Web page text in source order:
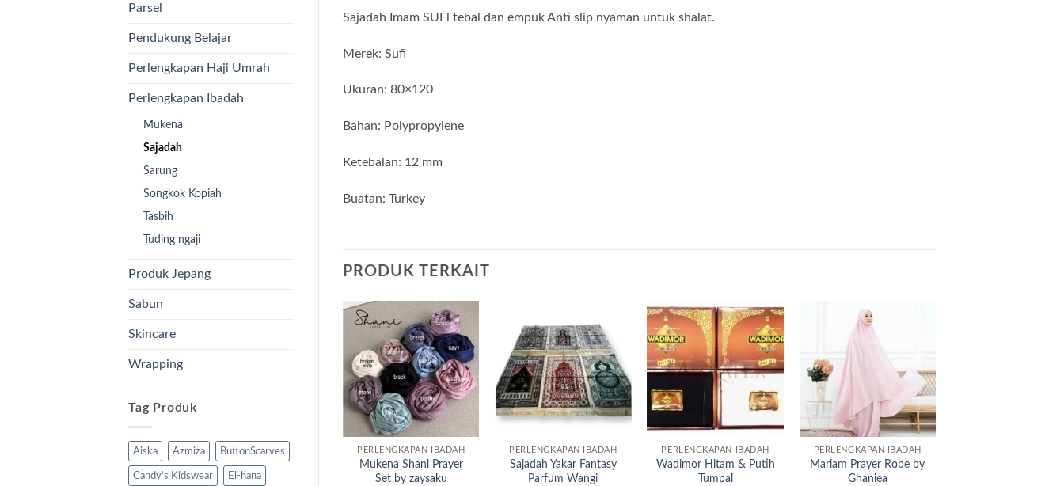
Parsel
Pendukung Belajar
Perlengkapan Haji Umrah
Perlengkapan Ibadah
Mukena
Sajadah
Sarung
Songkok Kopiah
Tasbih
Tuding ngaji
Produk Jepang
Sabun
Skincare
Wrapping
Tag Produk
Aiska Azmiza ButtonScarves
Candy's Kidswear El-hana
Sajadah Imam SUFl tebal dan empuk Anti slip nyaman untuk shalat.
Merek: Sufi
Ukuran: 80×120
Bahan: Polypropylene
Ketebalan: 12 mm
Buatan: Turkey
PRODUK TERKAIT
Add to
wishlist
PERLENGKAPAN IBADAH
Mukena Shani Prayer
Set by zaysaku
Add to
wishlist
PERLENGKAPAN IBADAH
Sajadah Yakar Fantasy
Parfum Wangi
Add to
wishlist
PERLENGKAPAN IBADAH
Wadimor Hitam & Putih
Tumpal
PERLENGKAPAN IBADAH
Mariam Prayer Robe by
Ghaniea